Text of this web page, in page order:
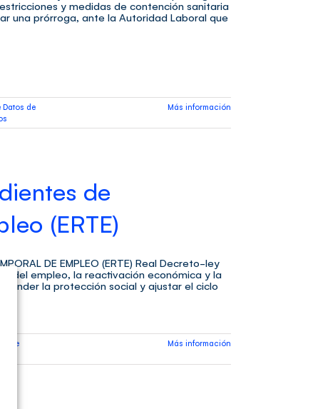
y medidas de contención sanitaria
una prórroga, ante la Autoridad Laboral que
Datos de
Más información
de
(ERTE)
DE EMPLEO (ERTE) Real Decreto-ley
del empleo, la reactivación económica y la
la protección social y ajustar el ciclo
de
Más información